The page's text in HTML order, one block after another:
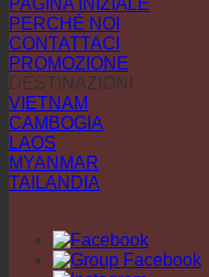
PERCHÉ NOI
CONTATTACI
PROMOZIONE
DESTINAZIONI
VIETNAM
CAMBOGIA
LAOS
MYANMAR
TAILANDIA